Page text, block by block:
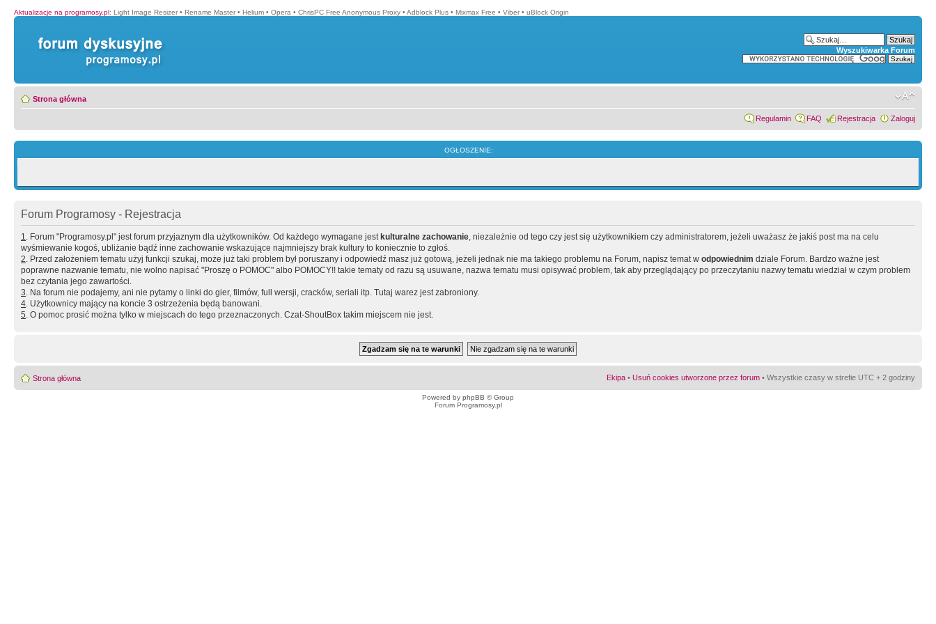
Aktualizacje na programosy.pl: Light Image Resizer • Rename Master • Helium • Opera • ChrisPC Free Anonymous Proxy • Adblock Plus • Mixmax Free • Viber • uBlock Origin
Wyszukiwarka Forum
Strona główna
Regulamin FAQ Rejestracja Zaloguj
OGŁOSZENIE:
Forum Programosy - Rejestracja
1. Forum "Programosy.pl" jest forum przyjaznym dla użytkowników. Od każdego wymagane jest kulturalne zachowanie, niezależnie od tego czy jest się użytkownikiem czy administratorem, jeżeli uważasz że jakiś post ma na celu
wyśmiewanie kogoś, ubliżanie bądź inne zachowanie wskazujące najmniejszy brak kultury to koniecznie to zgłoś.
2. Przed założeniem tematu użyj funkcji szukaj, może już taki problem był poruszany i odpowiedź masz już gotową, jeżeli jednak nie ma takiego problemu na Forum, napisz temat w odpowiednim dziale Forum. Bardzo ważne jest
poprawne nazwanie tematu, nie wolno napisać "Proszę o POMOC" albo POMOCY!! takie tematy od razu są usuwane, nazwa tematu musi opisywać problem, tak aby przeglądający po przeczytaniu nazwy tematu wiedział w czym problem
bez czytania jego zawartości.
3. Na forum nie podajemy, ani nie pytamy o linki do gier, filmów, full wersji, cracków, seriali itp. Tutaj warez jest zabroniony.
4. Użytkownicy mający na koncie 3 ostrzeżenia będą banowani.
5. O pomoc prosić można tylko w miejscach do tego przeznaczonych. Czat-ShoutBox takim miejscem nie jest.
Strona główna Ekipa • Usuń cookies utworzone przez forum • Wszystkie czasy w strefie UTC + 2 godziny
Powered by phpBB © Group
Forum Programosy.pl